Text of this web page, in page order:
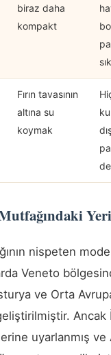
biraz daha
kompakt
Fırın tavasının
altına su
koymak
Yeri
nispeten
Veneto
ve Orta
Ancak
uyarlanmış ve